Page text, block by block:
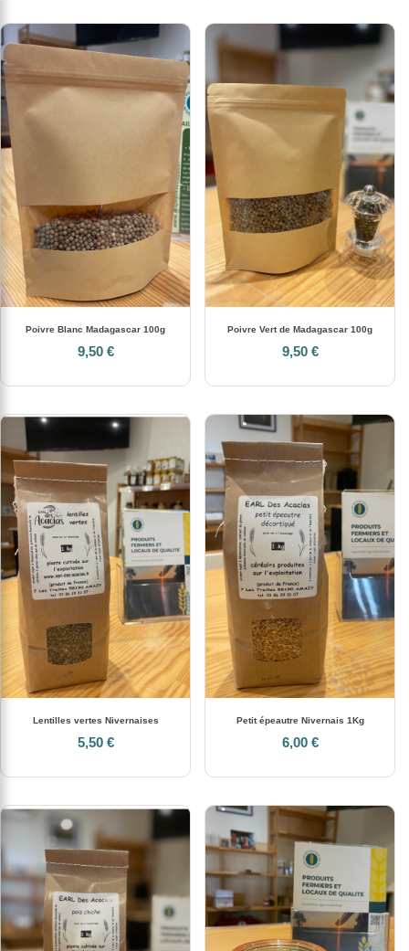
Poivre Blanc Madagascar 100g
9,50 €
Poivre Vert de Madagascar 100g
9,50 €
Lentilles vertes Nivernaises
5,50 €
Petit épeautre Nivernais 1Kg
6,00 €